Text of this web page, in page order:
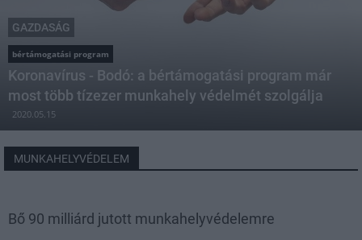
GAZDASÁG
bértámogatási program
Koronavírus - Bodó: a bértámogatási program már
most több tízezer munkahely védelmét szolgálja
2020.05.15
MUNKAHELYVÉDELEM
Bő 90 milliárd jutott munkahelyvédelemre